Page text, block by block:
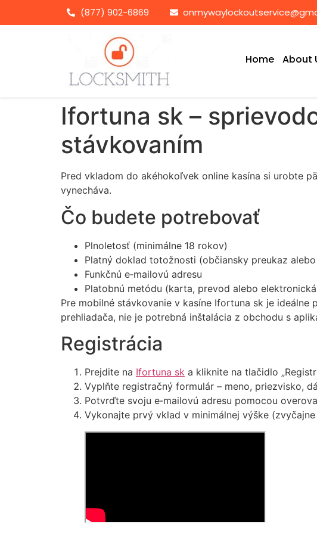
(877) 902-6869
Home About
Ifortuna sk –
stávkovaním
Pred vkladom do akéhokoľvek online kasína si urobte
vynecháva.
Čo budete potrebovať
Plnoletosť (minimálne 18 rokov)
Platný doklad totožnosti (občiansky preukaz alebo
Funkčnú e‑mailovú adresu
Platobnú metódu (karta, prevod alebo
Pre mobilné stávkovanie v kasíne Ifortuna sk je
prehliadača, nie je potrebná inštalácia z obchodu s
Registrácia
Prejdite na Ifortuna sk a kliknite na tlačidlo
Vyplňte registračný formulár – meno, priezvisko,
Potvrďte svoju e‑mailovú adresu pomocou
Vykonajte prvý vklad v minimálnej výške